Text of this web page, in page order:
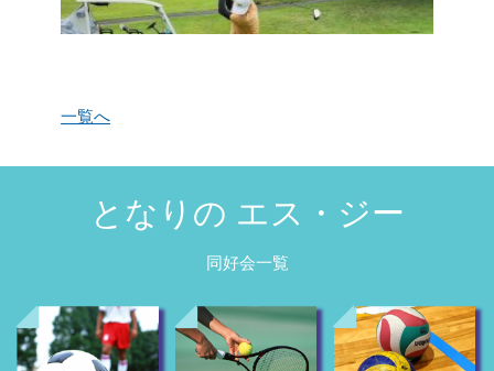
一覧へ
となりの エス・ジー
同好会一覧